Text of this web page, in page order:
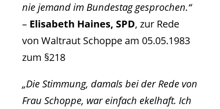
nie jemand im Bundestag gesprochen.“
– Elisabeth Haines, SPD, zur Rede
von Waltraut Schoppe am 05.05.1983
zum §218
„Die Stimmung, damals bei der Rede von
Frau Schoppe, war einfach ekelhaft. Ich